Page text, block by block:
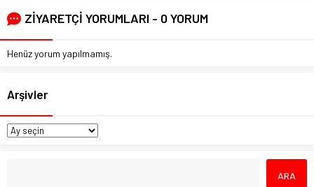
ZİYARETÇİ YORUMLARI - 0 YORUM
Henüz yorum yapılmamış.
Arşivler